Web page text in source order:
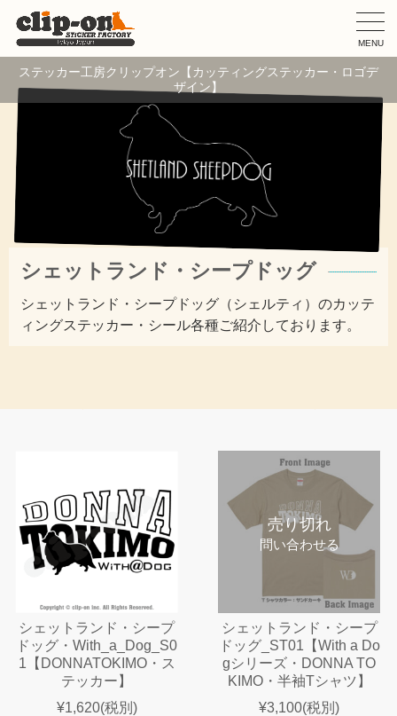
MENU
ステッカー工房クリップオン【カッティングステッカー・ロゴデ
ザイン】
シェットランド・シープドッグ
シェットランド・シープドッグ（シェルティ）のカッテ
ィングステッカー・シール各種ご紹介しております。
シェットランド・シープ
ドッグ・With_a_Dog_S0
1【DONNATOKIMO・ス
テッカー】
¥1,620(税別)
売り切れ
問い合わせる
シェットランド・シープ
ドッグ_ST01【With a Do
gシリーズ・DONNA TO
KIMO・半袖Tシャツ】
¥3,100(税別)